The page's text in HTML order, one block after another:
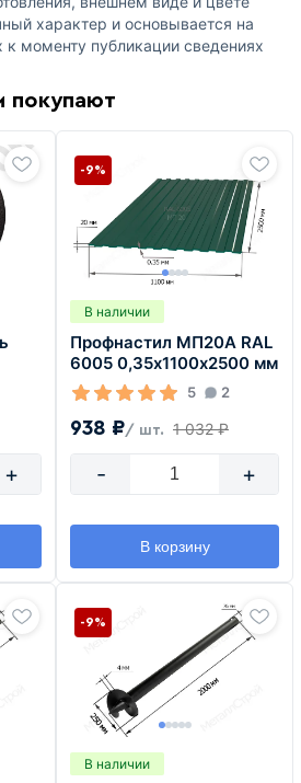
характер и основывается на
к моменту публикации сведениях
покупают
+
В наличии
Профнастил МП20А RAL
6005 0,35х1100х2500 мм
5 2
938 ₽/ шт. 1 032 ₽
-9%
- +
В корзину
В наличии
-9%